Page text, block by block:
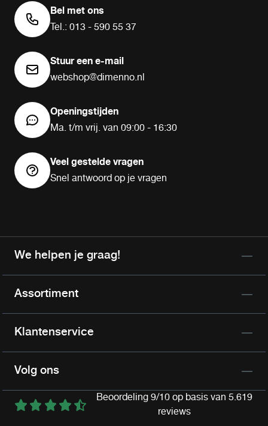
Bel met ons
Tel.: 013 - 590 55 37
Stuur een e-mail
webshop@dimenno.nl
Openingstijden
Ma. t/m vrij. van 09:00 - 16:30
Veel gestelde vragen
Snel antwoord op je vragen
We helpen je graag!
Assortiment
Klantenservice
Volg ons
Beoordeling 9/10 op basis van 5.619
reviews